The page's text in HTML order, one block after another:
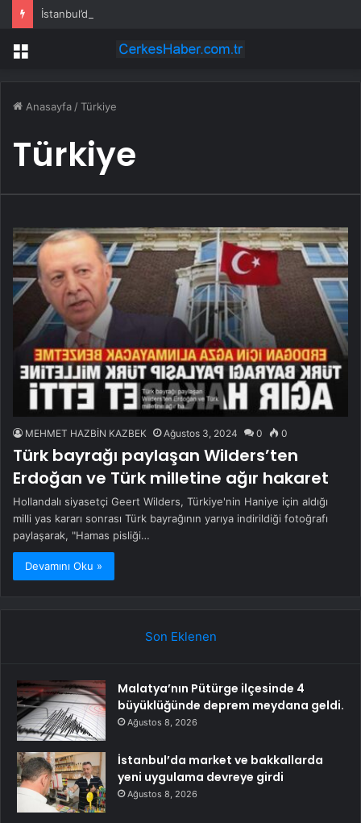
Menü
Anasayfa /Türkiye
Türkiye
MEHMET HAZBİN KAZBEK Ağustos 3, 2024 0 0
Türk bayrağı paylaşan Wilders’ten
Erdoğan ve Türk milletine ağır hakaret
Hollandalı siyasetçi Geert Wilders, Türkiye'nin Haniye için aldığı
milli yas kararı sonrası Türk bayrağının yarıya indirildiği fotoğrafı
paylaşarak, "Hamas pisliği…
Devamını Oku »
Son Eklenen
Malatya’nın Pütürge ilçesinde 4
büyüklüğünde deprem meydana geldi.
Ağustos 8, 2026
İstanbul’da market ve bakkallarda
yeni uygulama devreye girdi
Ağustos 8, 2026